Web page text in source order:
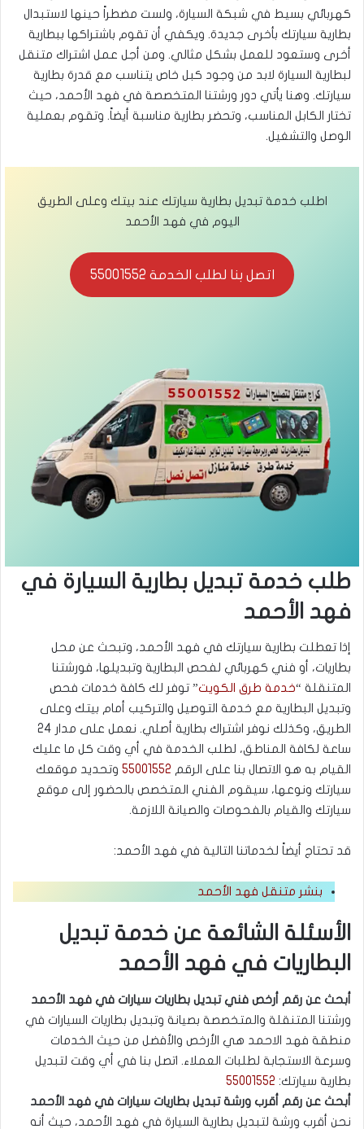
كهربائي بسيط في شبكة السيارة، ولست مضطراً حينها لاستبدال
بطارية سيارتك بأخرى جديدة. ويكفي أن تقوم باشتراكها ببطارية
أخرى وستعود للعمل بشكل مثالي. ومن أجل عمل اشتراك متنقل
لبطارية السيارة لابد من وجود كبل خاص يتناسب مع قدرة بطارية
سيارتك. وهنا يأتي دور ورشتنا المتخصصة في فهد الأحمد، حيث
تختار الكابل المناسب، وتحضر بطارية مناسبة أيضاً. وتقوم بعملية
الوصل والتشغيل.
اطلب خدمة تبديل بطارية سيارتك عند بيتك وعلى الطريق
اليوم في فهد الأحمد
اتصل بنا لطلب الخدمة 55001552
طلب خدمة تبديل بطارية السيارة في
فهد الأحمد
إذا تعطلت بطارية سيارتك في فهد الأحمد، وتبحث عن محل
بطاريات، أو فني كهربائي لفحص البطارية وتبديلها، فورشتنا
المتنقلة “خدمة طرق الكويت” توفر لك كافة خدمات فحص
وتبديل البطارية مع خدمة التوصيل والتركيب أمام بيتك وعلى
الطريق، وكذلك نوفر اشتراك بطارية أصلي. نعمل على مدار 24
ساعة لكافة المناطق، لطلب الخدمة في أي وقت كل ما عليك
القيام به هو الاتصال بنا على الرقم 55001552 وتحديد موقعك
سيارتك ونوعها، سيقوم الفني المتخصص بالحضور إلى موقع
سيارتك والقيام بالفحوصات والصيانة اللازمة.
قد تحتاج أيضاً لخدماتنا التالية في فهد الأحمد:
بنشر متنقل فهد الأحمد
الأسئلة الشائعة عن خدمة تبديل
البطاريات في فهد الأحمد
أبحث عن رقم أرخص فني تبديل بطاريات سيارات في فهد الأحمد
ورشتنا المتنقلة والمتخصصة بصيانة وتبديل بطاريات السيارات في
منطقة فهد الاحمد هي الأرخص والأفضل من حيث الخدمات
وسرعة الاستجابة لطلبات العملاء. اتصل بنا في أي وقت لتبديل
بطارية سيارتك: 55001552
أبحث عن رقم أقرب ورشة تبديل بطاريات سيارات في فهد الأحمد
نحن أقرب ورشة لتبديل بطارية السيارة في فهد الأحمد، حيث أنه